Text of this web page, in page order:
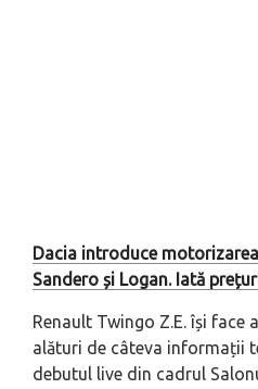
Dacia introduce motorizarea
Sandero și Logan. Iată
Renault Twingo Z.E. își face
alături de câteva informații
debutul live din cadrul